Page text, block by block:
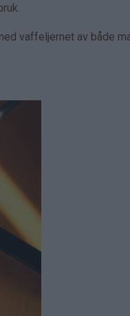
vaffeljernet av både